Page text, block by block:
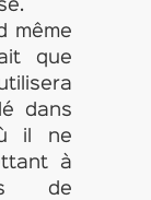
même
que
dans
il ne
à
de